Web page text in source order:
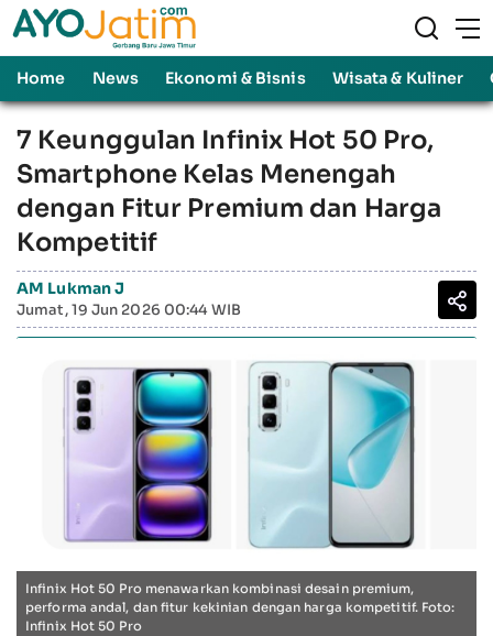
Home News Ekonomi & Bisnis Wisata & Kuliner
7 Keunggulan Infinix Hot 50 Pro,
Smartphone Kelas Menengah
dengan Fitur Premium dan Harga
Kompetitif
AM Lukman J
Jumat, 19 Jun 2026 00:44 WIB
Infinix Hot 50 Pro menawarkan kombinasi desain premium,
performa andal, dan fitur kekinian dengan harga kompetitif. Foto:
Infinix Hot 50 Pro